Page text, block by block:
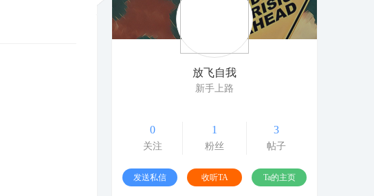
放飞自我
新手上路
0
关注
1
粉丝
3
帖子
发送私信 收听TA Ta的主页